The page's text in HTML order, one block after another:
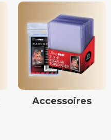
Accessoires